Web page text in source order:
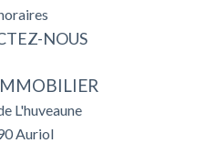
NOUS
L'huveaune
Auriol